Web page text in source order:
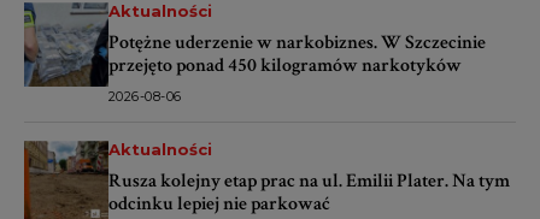
Aktualności
Potężne uderzenie w narkobiznes. W Szczecinie
przejęto ponad 450 kilogramów narkotyków
2026-08-06
Aktualności
Rusza kolejny etap prac na ul. Emilii Plater. Na tym
odcinku lepiej nie parkować